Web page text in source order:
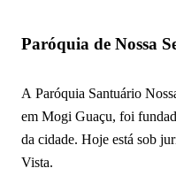
Igreja de Cristo
Igreja de São
Paróquia de Nossa
A Paróquia Santuário
em Mogi Guaçu, foi
da cidade. Hoje está sob
Vista.